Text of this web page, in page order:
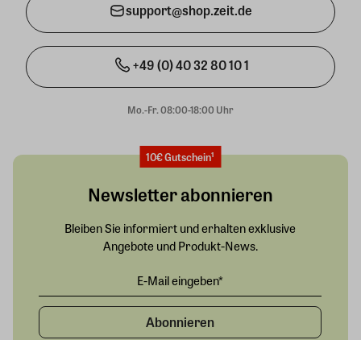
support@shop.zeit.de
+49 (0) 40 32 80 10 1
Mo.-Fr. 08:00-18:00 Uhr
10€ Gutschein¹
Newsletter abonnieren
Bleiben Sie informiert und erhalten exklusive
Angebote und Produkt-News.
Abonnieren